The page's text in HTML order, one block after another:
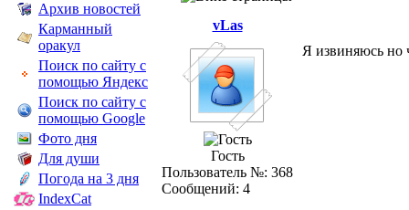
Архив новостей
Карманный
оракул
Поиск по сайту с
помощью Яндекс
Поиск по сайту с
помощью Google
Фото дня
Для души
Погода на 3 дня
IndexCat
vLas
Гость
Пользователь №: 368
Сообщений: 4
Я извиняюсь но